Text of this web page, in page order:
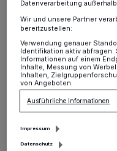
St. Tönis·Am
2.25 Uhr in der
St. Tönis zu einem
und einem 30-
Datenverarbeitung
Wir und unsere Partner
bereitzustellen:
Verwendung genauer
Identifikation aktiv
Informationen auf einem
Inhalte, Messung von
Inhalten,
von Angeboten.
Ausführliche Informationen
Impressum
Datenschutz